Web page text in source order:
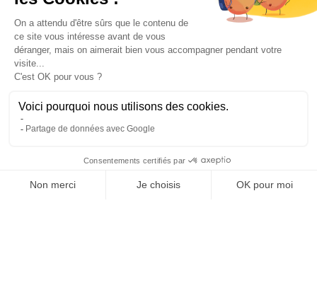
Contact
Polaert Pièces Auto, 25 Rue des Perrets, 76680
Appeler
Envoyer un mail